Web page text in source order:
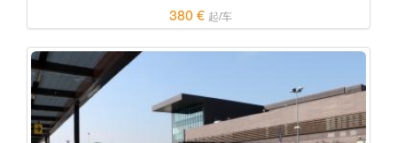
380 € 起/车